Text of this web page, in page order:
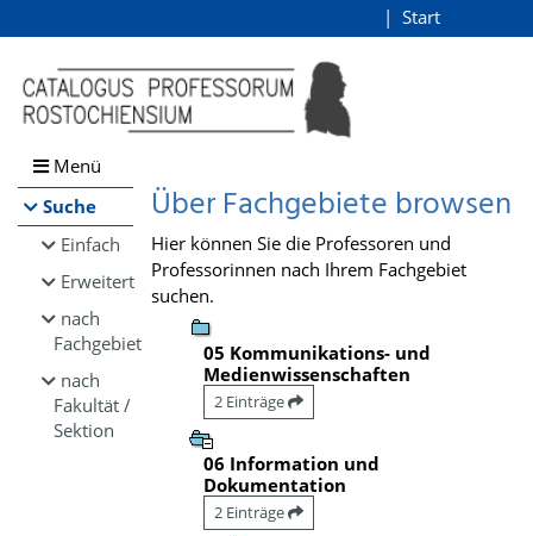
Browsen
direkt zum Inhalt
Start
Menü
Suche
Einfach
Erweitert
nach
Fachgebiet
nach
Fakultät /
Sektion
Über Fachgebiete browsen
Hier können Sie die Professoren und
Professorinnen nach Ihrem Fachgebiet
suchen.
05 Kommunikations- und
Medienwissenschaften
2 Einträge
06 Information und
Dokumentation
2 Einträge